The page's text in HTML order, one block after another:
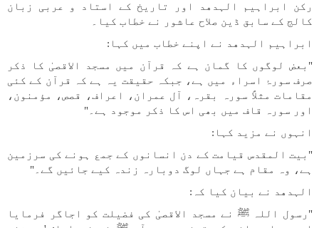
رکن ابراہیم الہدهد اور تاریخ کے استاد و عربی زبان
کالج کے سابق ڈین صلاح عاشور نے خطاب کیا۔
ابراہیم الہدهد نے اپنے خطاب میں کہا:
"بعض لوگوں کا گمان ہے کہ قرآن میں مسجد الاقصیٰ کا ذکر
صرف سورۂ اسراء میں ہے، جبکہ حقیقت یہ ہے کہ قرآن کے کئی
مقامات مثلاً سورہ بقرہ، آل عمران، اعراف، قصص، مؤمنون،
اور سورہ قاف میں بھی اس کا ذکر موجود ہے۔"
انہوں نے مزید کہا:
"بیت المقدس قیامت کے دن انسانوں کے جمع ہونے کی سرزمین
ہے، وہ مقام ہے جہاں لوگ دوبارہ زندہ کیے جائیں گے۔"
الہدهد نے بیان کیا کہ:
"رسول اللہ ﷺ نے مسجد الاقصیٰ کی فضیلت کو اجاگر فرمایا